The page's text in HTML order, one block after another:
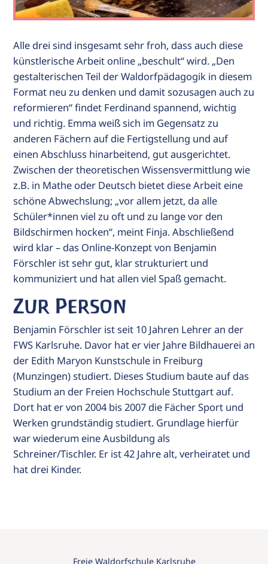
Alle drei sind insgesamt sehr froh, dass auch diese
künstlerische Arbeit online „beschult“ wird. „Den
gestalterischen Teil der Waldorfpädagogik in diesem
Format neu zu denken und damit sozusagen auch zu
reformieren“ findet Ferdinand spannend, wichtig
und richtig. Emma weiß sich im Gegensatz zu
anderen Fächern auf die Fertigstellung und auf
einen Abschluss hinarbeitend, gut ausgerichtet.
Zwischen der theoretischen Wissensvermittlung wie
z.B. in Mathe oder Deutsch bietet diese Arbeit eine
schöne Abwechslung; „vor allem jetzt, da alle
Schüler*innen viel zu oft und zu lange vor den
Bildschirmen hocken“, meint Finja. Abschließend
wird klar – das Online-Konzept von Benjamin
Förschler ist sehr gut, klar strukturiert und
kommuniziert und hat allen viel Spaß gemacht.
Zur Person
Benjamin Förschler ist seit 10 Jahren Lehrer an der
FWS Karlsruhe. Davor hat er vier Jahre Bildhauerei an
der Edith Maryon Kunstschule in Freiburg
(Munzingen) studiert. Dieses Studium baute auf das
Studium an der Freien Hochschule Stuttgart auf.
Dort hat er von 2004 bis 2007 die Fächer Sport und
Werken grundständig studiert. Grundlage hierfür
war wiederum eine Ausbildung als
Schreiner/Tischler. Er ist 42 Jahre alt, verheiratet und
hat drei Kinder.
Freie Waldorfschule Karlsruhe